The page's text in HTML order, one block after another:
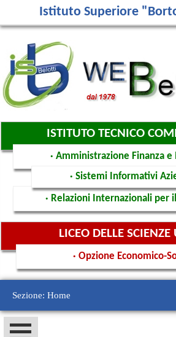
Istituto Superiore
ISTITUTO TECNICO
· Amministrazione Finanza e
· Sistemi Informativi
· Relazioni Internazionali per
LICEO DELLE
· Opzione Economico-
Sezione: Home